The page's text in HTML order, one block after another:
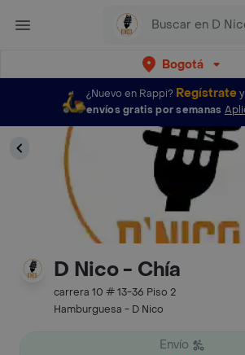
Bogotá
¿Nuevo en Rappi? Regístrate
envíos gratis por semanas
D Nico - Chía
carrera 10 # 13-36 Piso 2
Hamburguesa - D Nico
Envío